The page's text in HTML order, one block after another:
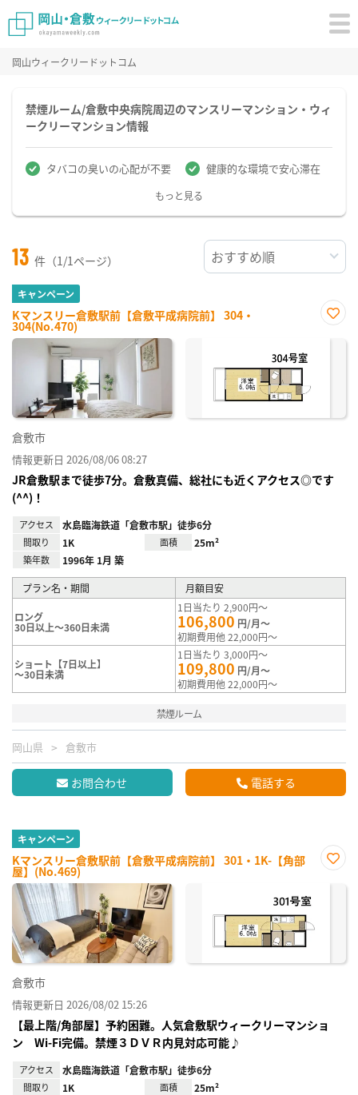
岡山ウィークリードットコム
禁煙ルーム/倉敷中央病院周辺のマンスリーマンション・ウィ
ークリーマンション情報
タバコの臭いの心配が不要 健康的な環境で安心滞在
もっと見る
13 件（1/1ページ）
キャンペーン
Kマンスリー倉敷駅前【倉敷平成病院前】 304・
304(No.470)
に入
倉敷市
情報更新日 2026/08/06 08:27
JR倉敷駅まで徒歩7分。倉敷真備、総社にも近くアクセス◎です
(^^)！
アクセス 水島臨海鉄道「倉敷市駅」徒歩6分
間取り 1K 面積 25m²
築年数 1996年 1月 築
プラン名・期間 月額目安
ロング
30日以上～360日未満
1日当たり 2,900円～
106,800 円/月～
初期費用他 22,000円～
ショート【7日以上】
～30日未満
1日当たり 3,000円～
109,800 円/月～
初期費用他 22,000円～
禁煙ルーム
岡山県 倉敷市
お問合わせ 電話する
キャンペーン
Kマンスリー倉敷駅前【倉敷平成病院前】 301・1K-【角部
屋】(No.469)
に入
倉敷市
情報更新日 2026/08/02 15:26
【最上階/角部屋】予約困難。人気倉敷駅ウィークリーマンショ
ン Wi-Fi完備。禁煙３ＤＶＲ内見対応可能♪
アクセス 水島臨海鉄道「倉敷市駅」徒歩6分
間取り 1K 面積 25m²